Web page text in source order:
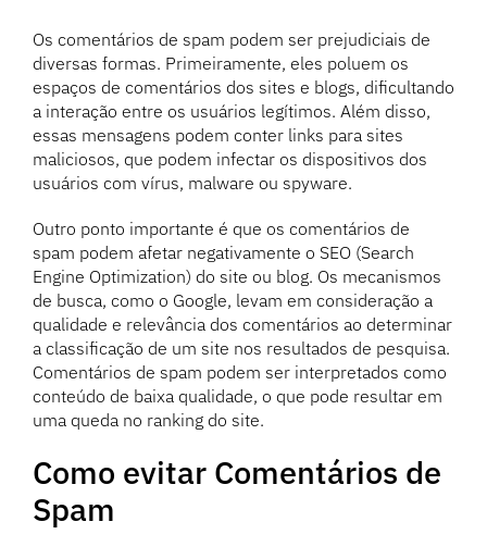
Os comentários de spam podem ser prejudiciais de
diversas formas. Primeiramente, eles poluem os
espaços de comentários dos sites e blogs, dificultando
a interação entre os usuários legítimos. Além disso,
essas mensagens podem conter links para sites
maliciosos, que podem infectar os dispositivos dos
usuários com vírus, malware ou spyware.
Outro ponto importante é que os comentários de
spam podem afetar negativamente o SEO (Search
Engine Optimization) do site ou blog. Os mecanismos
de busca, como o Google, levam em consideração a
qualidade e relevância dos comentários ao determinar
a classificação de um site nos resultados de pesquisa.
Comentários de spam podem ser interpretados como
conteúdo de baixa qualidade, o que pode resultar em
uma queda no ranking do site.
Como evitar Comentários de
Spam